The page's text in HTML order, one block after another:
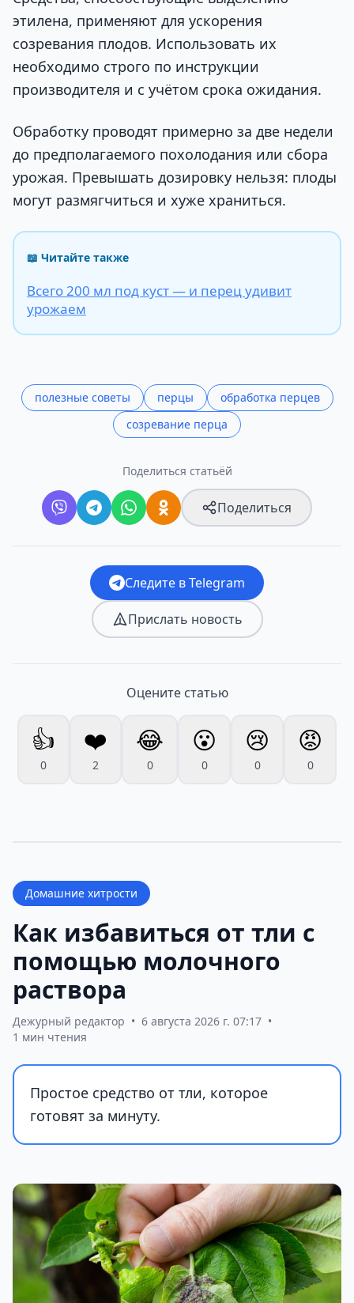
этилена, применяют для ускорения
созревания плодов. Использовать их
необходимо строго по инструкции
производителя и с учётом срока ожидания.
Обработку проводят примерно за две недели
до предполагаемого похолодания или сбора
урожая. Превышать дозировку нельзя: плоды
могут размягчиться и хуже храниться.
📖 Читайте также
Всего 200 мл под куст — и перец удивит
урожаем
полезные советы перцы
обработка перцев
созревание перца
Поделиться статьёй
Поделиться
Следите в Telegram
Прислать новость
Оцените статью
👍
0
❤️
2
😂
0
😮
0
😢
0
😡
0
Домашние хитрости
Как избавиться от тли с
помощью молочного
раствора
Дежурный редактор • 6 августа 2026 г. 07:17 •
1 мин чтения
Простое средство от тли, которое
готовят за минуту.